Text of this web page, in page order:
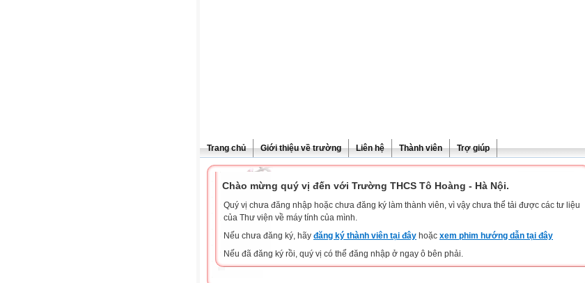
Trang chủ Giới thiệu về trường Liên hệ Thành viên Trợ giúp
Chào mừng quý vị đến với Trường THCS Tô Hoàng - Hà Nội.
Quý vị chưa đăng nhập hoặc chưa đăng ký làm thành viên, vì vậy chưa thể tải được các tư liệu
của Thư viện về máy tính của mình.
Nếu chưa đăng ký, hãy đăng ký thành viên tại đây hoặc xem phim hướng dẫn tại đây
Nếu đã đăng ký rồi, quý vị có thể đăng nhập ở ngay ô bên phải.